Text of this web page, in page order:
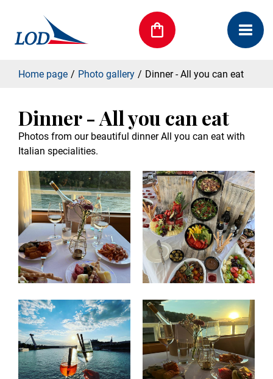
Home page Photo gallery Dinner - All you can eat
Dinner - All you can eat
Photos from our beautiful dinner All you can eat with
Italian specialities.